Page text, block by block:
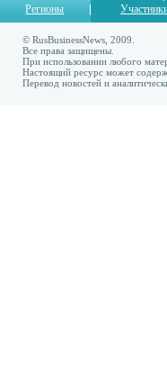
Регионы
© RusBusinessNews, 2009.
Все права защищены.
При использовании любого
Настоящий ресурс может
Перевод новостей и